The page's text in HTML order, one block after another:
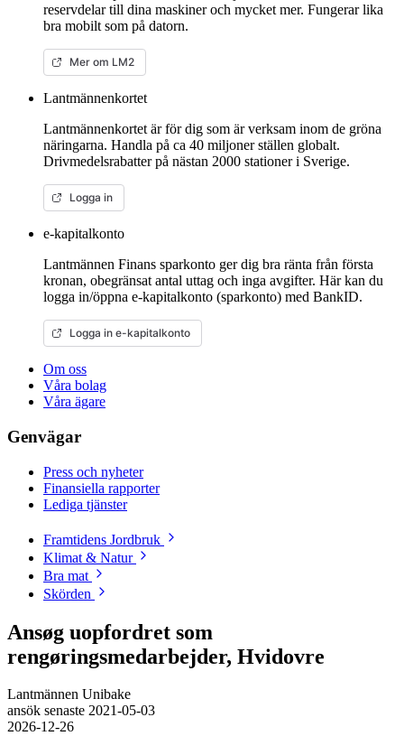
reservdelar till dina maskiner och mycket mer. Fungerar lika
bra mobilt som på datorn.
Mer om LM2
Lantmännenkortet
Lantmännenkortet är för dig som är verksam inom de gröna
näringarna. Handla på ca 40 miljoner ställen globalt.
Drivmedelsrabatter på nästan 2000 stationer i Sverige.
Logga in
e-kapitalkonto
Lantmännen Finans sparkonto ger dig bra ränta från första
kronan, obegränsat antal uttag och inga avgifter. Här kan du
logga in/öppna e-kapitalkonto (sparkonto) med BankID.
Logga in e-kapitalkonto
Om oss
Våra bolag
Våra ägare
Genvägar
Press och nyheter
Finansiella rapporter
Lediga tjänster
Framtidens Jordbruk
Klimat & Natur
Bra mat
Skörden
Ansøg uopfordret som
rengøringsmedarbejder, Hvidovre
Lantmännen Unibake
ansök senaste 2021-05-03
2026-12-26